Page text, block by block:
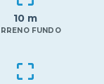
10 m
FUNDO